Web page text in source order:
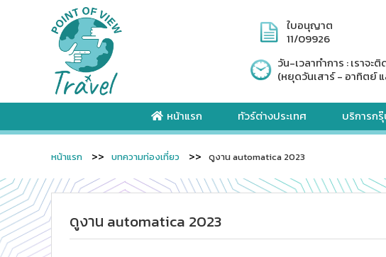
ใบอนุญาต
11/09926
วัน-เวลาทำการ : เราจ
(หยุดวันเสาร์ - อาทิตย์
หน้าแรก ทัวร์ต่างประเทศ บริการก
หน้าแรก บทความท่องเที่ยว ดูงาน automatica 2023
ดูงาน automatica 2023